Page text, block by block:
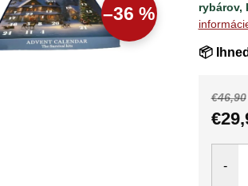
–36 %
rybárov,
📦
€46,90